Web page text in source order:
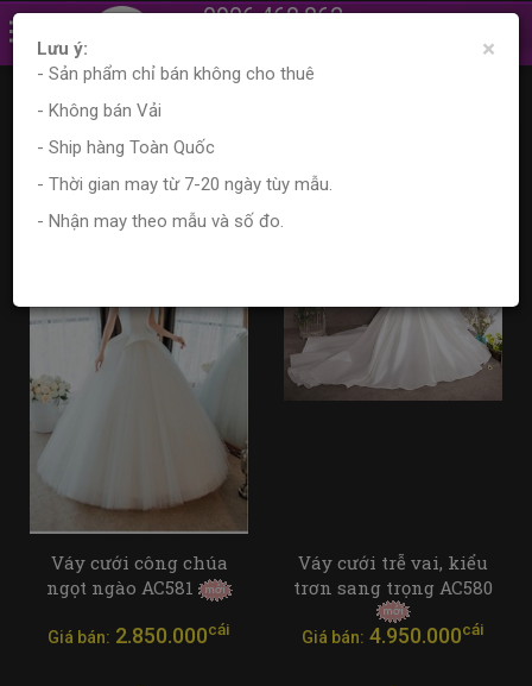
0906.468.862
Trang chủ Sản phẩm Tìm kiếm sản phẩm
Kết quả tìm kiếm
Váy cưới công chúa
ngọt ngào AC581
Giá bán: 2.850.000cái
Váy cưới trễ vai, kiểu
trơn sang trọng AC580
Giá bán: 4.950.000cái
×
Lưu ý:
- Sản phẩm chỉ bán không cho thuê
- Không bán Vải
- Ship hàng Toàn Quốc
- Thời gian may từ 7-20 ngày tùy mẫu.
- Nhận may theo mẫu và số đo.